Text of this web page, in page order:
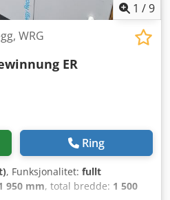
1 /9
WRG
ER
Ring
, Funksjonalitet: fullt
950 mm, total bredde: 1 500